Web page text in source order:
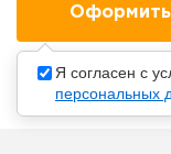
Я согласен с
персональных